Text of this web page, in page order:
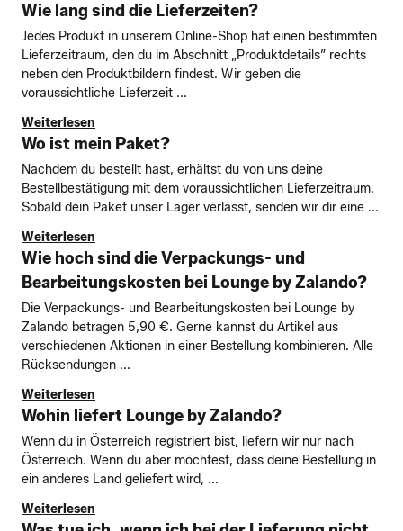
Wie lang sind die Lieferzeiten?
Jedes Produkt in unserem Online-Shop hat einen bestimmten
Lieferzeitraum, den du im Abschnitt „Produktdetails” rechts
neben den Produktbildern findest. Wir geben die
voraussichtliche Lieferzeit ...
Weiterlesen
Wo ist mein Paket?
Nachdem du bestellt hast, erhältst du von uns deine
Bestellbestätigung mit dem voraussichtlichen Lieferzeitraum.
Sobald dein Paket unser Lager verlässt, senden wir dir eine ...
Weiterlesen
Wie hoch sind die Verpackungs- und
Bearbeitungskosten bei Lounge by Zalando?
Die Verpackungs- und Bearbeitungskosten bei Lounge by
Zalando betragen 5,90 €. Gerne kannst du Artikel aus
verschiedenen Aktionen in einer Bestellung kombinieren. Alle
Rücksendungen ...
Weiterlesen
Wohin liefert Lounge by Zalando?
Wenn du in Österreich registriert bist, liefern wir nur nach
Österreich. Wenn du aber möchtest, dass deine Bestellung in
ein anderes Land geliefert wird, ...
Weiterlesen